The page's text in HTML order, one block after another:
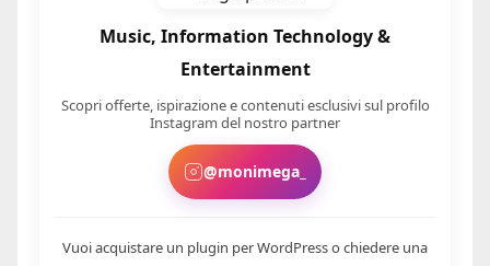
Music, Information Technology &
Entertainment
Scopri offerte, ispirazione e contenuti esclusivi sul profilo
Instagram del nostro partner
@monimega_
Vuoi acquistare un plugin per WordPress o chiedere una